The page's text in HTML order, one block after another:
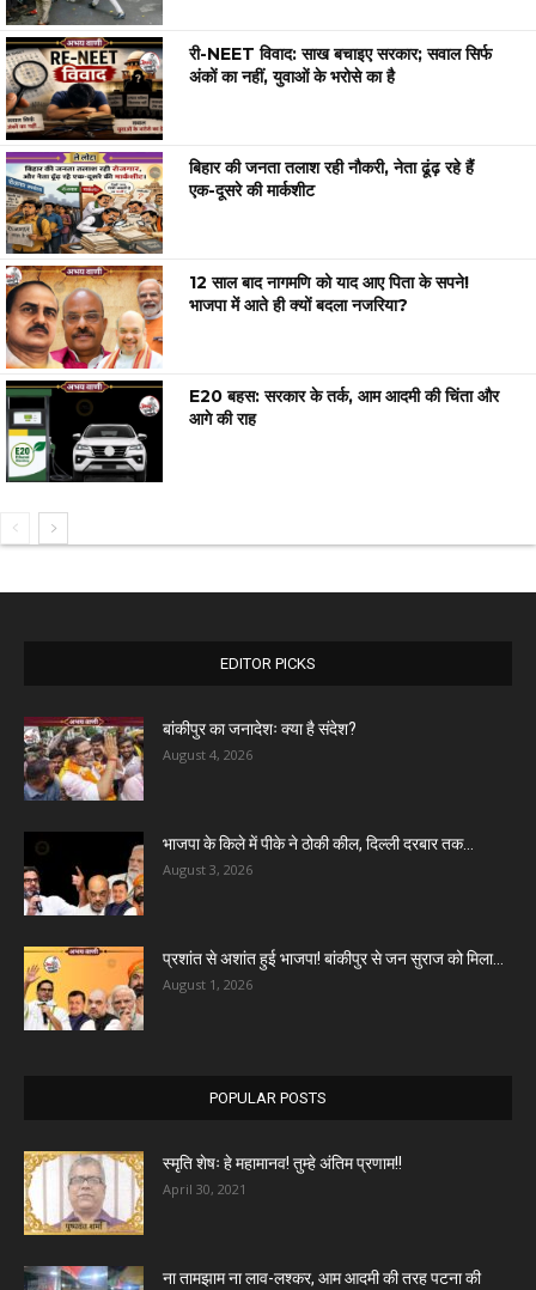
री-NEET विवाद: साख बचाइए सरकार; सवाल सिर्फ
अंकों का नहीं, युवाओं के भरोसे का है
बिहार की जनता तलाश रही नौकरी, नेता ढूंढ़ रहे हैं
एक-दूसरे की मार्कशीट
12 साल बाद नागमणि को याद आए पिता के सपने!
भाजपा में आते ही क्यों बदला नजरिया?
E20 बहस: सरकार के तर्क, आम आदमी की चिंता और
आगे की राह
EDITOR PICKS
बांकीपुर का जनादेशः क्या है संदेश?
August 4, 2026
भाजपा के किले में पीके ने ठोकी कील, दिल्ली दरबार तक...
August 3, 2026
प्रशांत से अशांत हुई भाजपा! बांकीपुर से जन सुराज को मिला...
August 1, 2026
POPULAR POSTS
स्मृति शेषः हे महामानव! तुम्हे अंतिम प्रणाम!!
April 30, 2021
ना तामझाम ना लाव-लश्कर, आम आदमी की तरह पटना की